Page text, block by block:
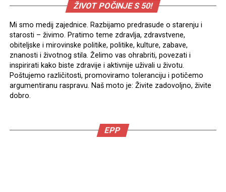
ŽIVOT POČINJE S 50!
Mi smo medij zajednice. Razbijamo predrasude o starenju i
starosti – živimo. Pratimo teme zdravlja, zdravstvene,
obiteljske i mirovinske politike, politike, kulture, zabave,
znanosti i životnog stila. Želimo vas ohrabriti, povezati i
inspirirati kako biste zdravije i aktivnije uživali u životu.
Poštujemo različitosti, promoviramo toleranciju i potičemo
argumentiranu raspravu. Naš moto je: Živite zadovoljno, živite
dobro.
EPP